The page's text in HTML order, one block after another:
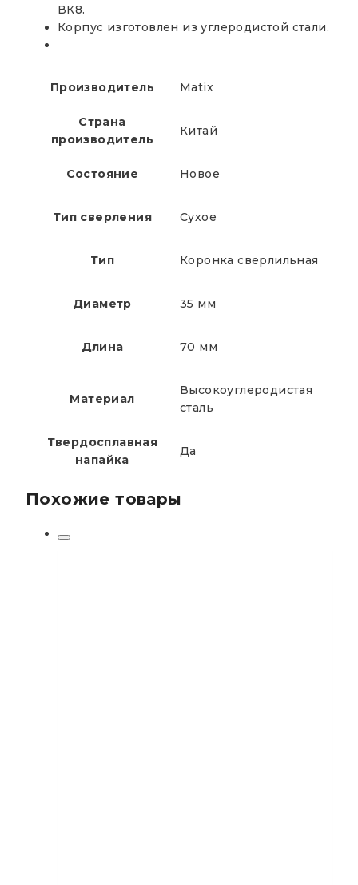
ВК8.
Корпус изготовлен из углеродистой стали.
Производитель Matix
Страна
производитель
Китай
Состояние Новое
Тип сверления Сухое
Тип Коронка сверлильная
Диаметр 35 мм
Длина 70 мм
Материал
Высокоуглеродистая
сталь
Твердосплавная
напайка
Да
Похожие товары